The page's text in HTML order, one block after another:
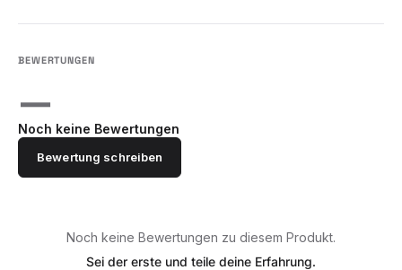
—
Noch keine Bewertungen
Bewertung schreiben
Noch keine Bewertungen zu diesem Produkt.
Sei der erste und teile deine Erfahrung.